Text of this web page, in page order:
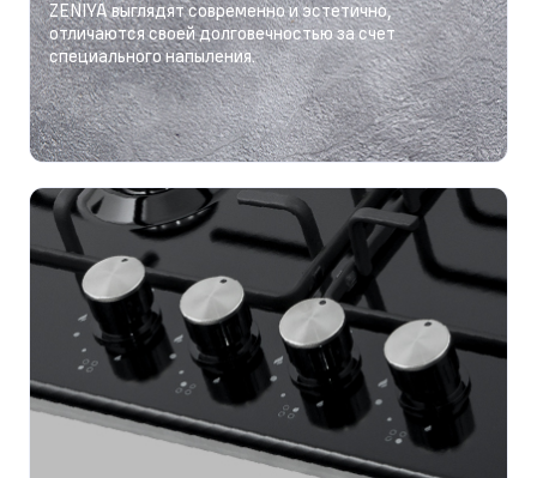
ZENIYA выглядят современно и эстетично,
отличаются своей долговечностью за счет
специального напыления.